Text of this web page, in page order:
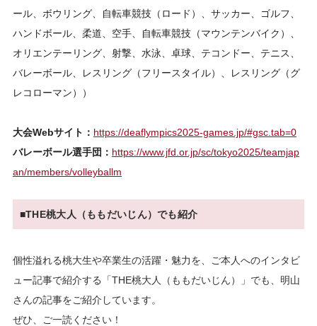
ール、ボウリング、自転車競技（ロード）、サッカー、ゴルフ、
ハンドボール、柔道、空手、自転車競技（マウンテンバイク）、
オリエンテーリング、射撃、水泳、卓球、テコンドー、テニス、
バレーボール、レスリング（フリースタイル）、レスリング（グ
レコローマン））
大会Webサイト： https://deaflympics2025-games.jp/#gsc.tab=0
バレーボール選手団： https://www.jfd.or.jp/sc/tokyo2025/teamjap
an/members/volleyballm
■THE桃大人（ももだいじん）でも紹介
個性溢れる桃大生や卒業生の活躍・魅力を、ご本人へのインタビ
ュー記事で紹介する「THE桃大人（ももだいじん）」でも、明山
さんの記事をご紹介しています。
ぜひ、ご一読ください！